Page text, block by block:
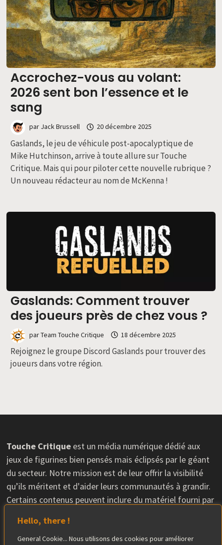
Hello, there !
General Cookie... Nous utilisons des cookies pour améliorer
Accrochez-vous au volant:
2026 sent bon l’essence et le
sang
par Jack Brussell 20 décembre 2025
Gaslands, le jeu de véhicule post-apocalyptique de
Mike Hutchinson, arrive à toute allure sur Touche
Critique. Mais qui pour piloter cette nouvelle rubrique ?
Un nouveau rédacteur au nom de McKenna !
Gaslands: Comment trouver
des joueurs près de chez vous ?
parTeam Touche Critique 18 décembre 2025
Rejoignez le groupe Discord Gaslands pour trouver des
joueurs dans votre région.
Touche Critique est un média numérique dédié aux
jeux de figurines bien pensés mais éclipsés par le géant
du secteur. Notre mission est de leur offrir la visibilité
qu’ils méritent et d'aider leurs communautés à grandir.
Certains contenus peuvent inclure du matériel fourni par
éditoriale conserve une totale indépendance dans ses
critiques.